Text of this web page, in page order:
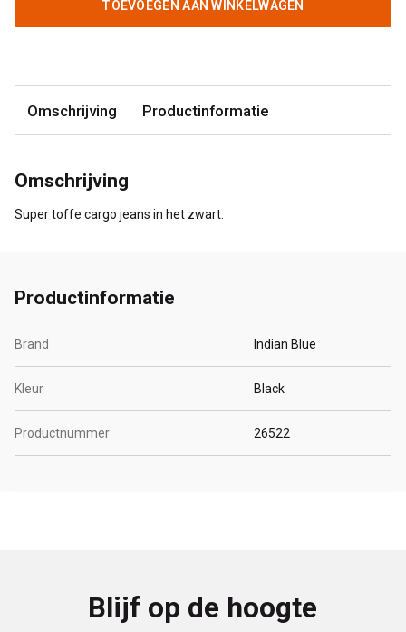
TOEVOEGEN AAN WINKELWAGEN
Omschrijving Productinformatie
Omschrijving
Super toffe cargo jeans in het zwart.
Productinformatie
Brand Indian Blue
Kleur Black
Productnummer 26522
Blijf op de hoogte